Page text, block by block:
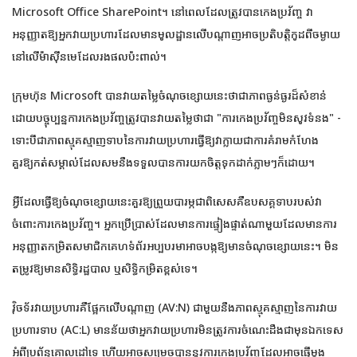
Microsoft Office SharePoint។ នៅពេលដែលត្រូវបានកេងប្រវ័ញ្ច វា
អនុញ្ញាតឱ្យអ្នកវាយប្រហារដែលមានមូលដ្ឋានលើបណ្តាញអាចប្រតិបត្តិកូដពីចម្ងាយ
នៅលើម៉ាស៊ីនមេដែលរងផលប៉ះពាល់។
ក្រុមហ៊ុន Microsoft បានវាយតម្លៃចំណុចខ្សោយនេះថាជាភាពធ្ងន់ធ្ងរដ៏សំខាន់
ដោយបច្ចុប្បន្នការកេងប្រវ័ញ្ចត្រូវបានវាយតម្លៃថាជា "ការកេងប្រវ័ញ្ចមិនសូវទំនង" -
ទោះបីជាភាពស្មុគស្មាញទាបនៃការវាយប្រហារធ្វើឱ្យវាក្លាយជាការគំរាមកំហែង
គួរឱ្យកត់សម្គាល់ដែលសមនឹងទទួលបានការយកចិត្តទុកដាក់ភ្លាមៗក៏ដោយ។
អ្វីដែលធ្វើឱ្យចំណុចខ្សោយនេះគួរឱ្យព្រួយបារម្ភជាពិសេសគឺឧបសគ្គទាបរបស់វា
ចំពោះការកេងប្រវ័ញ្ច។ អ្នកប្រើប្រាស់ដែលមានការផ្ទៀងផ្ទាត់ណាមួយដែលមានការ
អនុញ្ញាតកម្រិតសមាជិកគេហទំព័រអប្បបរមាអាចបង្កឱ្យមានចំណុចខ្សោយនេះ។ មិន
តម្រូវឱ្យមានសិទ្ធិរដ្ឋបាល ឬសិទ្ធិកម្រិតខ្ពស់ទេ។
វ៉ិចទ័រវាយប្រហារគឺផ្អែកលើបណ្តាញ (AV:N) ជាមួយនឹងភាពស្មុគស្មាញនៃការវាយ
ប្រហារទាប (AC:L) មានន័យថាអ្នកវាយប្រហារមិនត្រូវការចំណេះដឹងជាមុនឯកទេស
អំពីប្រព័ន្ធគោលដៅទេ ហើយអាចសម្រេចបាននូវការកេងប្រវ័ញ្ចដែលអាចធ្វើម្តង